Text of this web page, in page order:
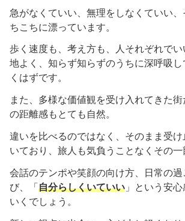
急がなくていい、無理をしなくていい
ちこちに漂っています。
歩く速度も、考え方も、人それぞれで
地よく、知らず知らずのうちに深呼吸
くはずです。
また、多様な価値観を受け入れてきた
の距離感もとても自然。
違いを比べるのではなく、そのまま受
いており、旅人も気負うことなくその一
会話のテンポや笑顔の向け方、日常の
び、「 自分らしくいていい 」という安
いくでしょう。